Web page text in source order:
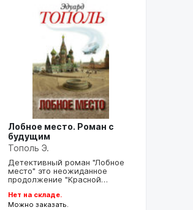
Лобное место. Роман с
будущим
Тополь Э.
Детективный роман "Лобное
место" это неожиданное
продолжение "Красной…
Нет на складе.
Можно заказать.